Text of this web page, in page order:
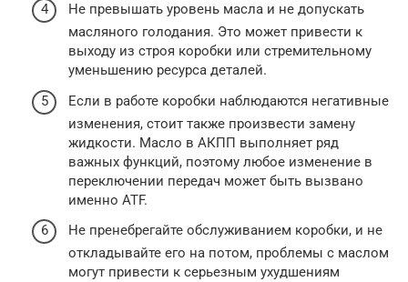
Не превышать уровень масла и не допускать
масляного голодания. Это может привести к
выходу из строя коробки или стремительному
уменьшению ресурса деталей.
Если в работе коробки наблюдаются негативные
изменения, стоит также произвести замену
жидкости. Масло в АКПП выполняет ряд
важных функций, поэтому любое изменение в
переключении передач может быть вызвано
именно ATF.
Не пренебрегайте обслуживанием коробки, и не
откладывайте его на потом, проблемы с маслом
могут привести к серьезным ухудшениям